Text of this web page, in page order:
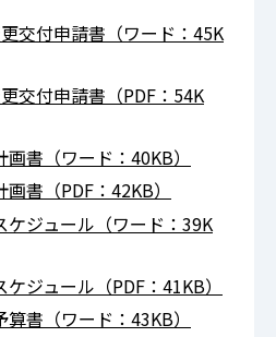
交付申請書（ワード：45K
交付申請書（PDF：54K
画書（ワード：40KB）
書（PDF：42KB）
ケジュール（ワード：39K
ケジュール（PDF：41KB）
算書（ワード：43KB）